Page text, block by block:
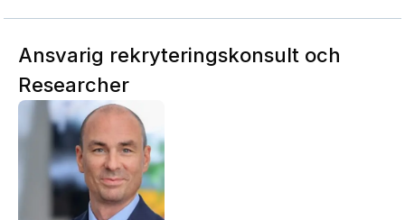
Ansvarig rekryteringskonsult och
Researcher